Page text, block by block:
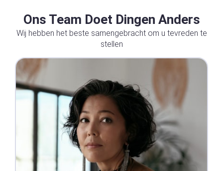
Ons Team Doet Dingen Anders
Wij hebben het beste samengebracht om u tevreden te
stellen